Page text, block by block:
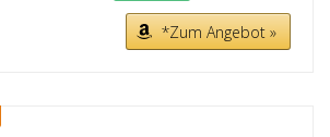
*Zum Angebot »